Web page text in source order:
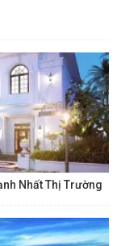
Nhất Thị Trường